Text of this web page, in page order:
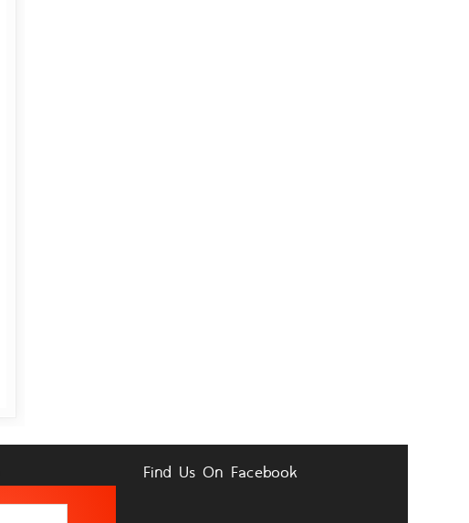
Find Us On Facebook